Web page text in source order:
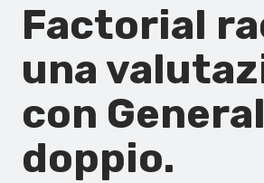
Factorial
una
con
doppio.